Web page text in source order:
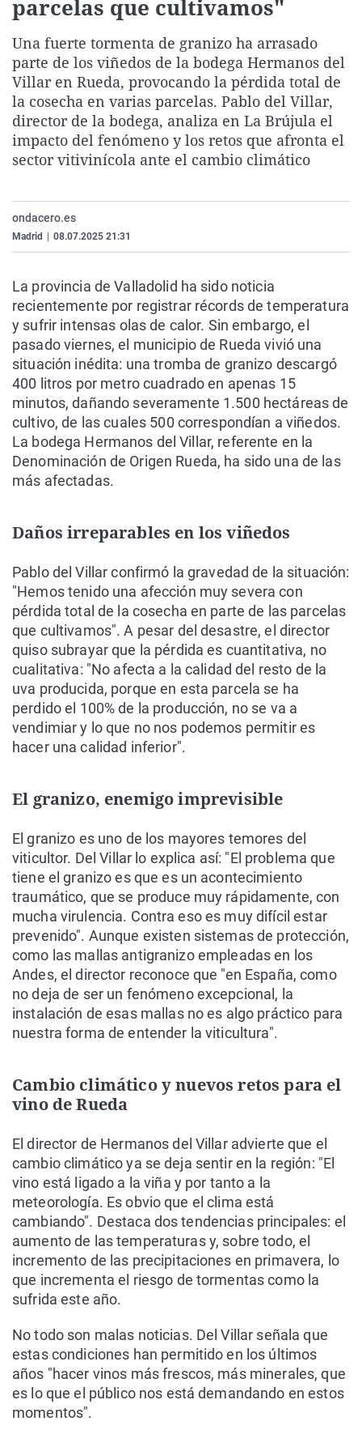
La rosa de los vientos
Gente viajera
Como el perro y el
Caso
Retornados
Equipo de
Operación Viuda
Extremadura
Galicia
La Rioja
Navarra
País Vasco
Virales
Televisión
Elecciones
parcelas que cultivamos"
Una fuerte tormenta de granizo ha arrasado
parte de los viñedos de la bodega Hermanos del
Villar en Rueda, provocando la pérdida total de
la cosecha en varias parcelas. Pablo del Villar,
director de la bodega, analiza en La Brújula el
impacto del fenómeno y los retos que afronta el
sector vitivinícola ante el cambio climático
ondacero.es
Madrid 08.07.2025 21:31
La provincia de Valladolid ha sido noticia
recientemente por registrar récords de temperatura
y sufrir intensas olas de calor. Sin embargo, el
pasado viernes, el municipio de Rueda vivió una
situación inédita: una tromba de granizo descargó
400 litros por metro cuadrado en apenas 15
minutos, dañando severamente 1.500 hectáreas de
cultivo, de las cuales 500 correspondían a viñedos.
La bodega Hermanos del Villar, referente en la
Denominación de Origen Rueda, ha sido una de las
más afectadas.
Daños irreparables en los viñedos
Pablo del Villar confirmó la gravedad de la situación:
"Hemos tenido una afección muy severa con
pérdida total de la cosecha en parte de las parcelas
que cultivamos". A pesar del desastre, el director
quiso subrayar que la pérdida es cuantitativa, no
cualitativa: "No afecta a la calidad del resto de la
uva producida, porque en esta parcela se ha
perdido el 100% de la producción, no se va a
vendimiar y lo que no nos podemos permitir es
hacer una calidad inferior".
El granizo, enemigo imprevisible
El granizo es uno de los mayores temores del
viticultor. Del Villar lo explica así: "El problema que
tiene el granizo es que es un acontecimiento
traumático, que se produce muy rápidamente, con
mucha virulencia. Contra eso es muy difícil estar
prevenido". Aunque existen sistemas de protección,
como las mallas antigranizo empleadas en los
Andes, el director reconoce que "en España, como
no deja de ser un fenómeno excepcional, la
instalación de esas mallas no es algo práctico para
nuestra forma de entender la viticultura".
Cambio climático y nuevos retos para el
vino de Rueda
El director de Hermanos del Villar advierte que el
cambio climático ya se deja sentir en la región: "El
vino está ligado a la viña y por tanto a la
meteorología. Es obvio que el clima está
cambiando". Destaca dos tendencias principales: el
aumento de las temperaturas y, sobre todo, el
incremento de las precipitaciones en primavera, lo
que incrementa el riesgo de tormentas como la
sufrida este año.
No todo son malas noticias. Del Villar señala que
estas condiciones han permitido en los últimos
años "hacer vinos más frescos, más minerales, que
es lo que el público nos está demandando en estos
momentos".